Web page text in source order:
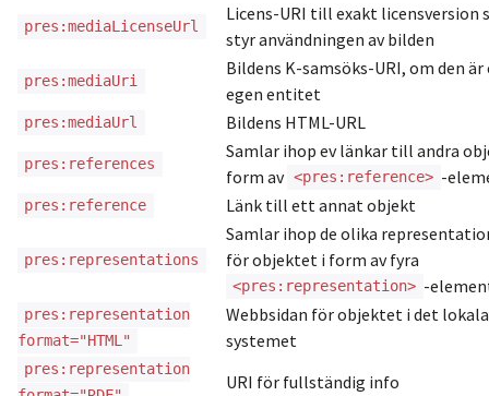
pres:mediaLicenseUrl
Licens-URI till exakt licensversion
styr användningen av bilden
pres:mediaUri
Bildens K-samsöks-URI, om den är
egen entitet
pres:mediaUrl Bildens HTML-URL
pres:references
Samlar ihop ev länkar till andra
form av <pres:reference> -
pres:reference Länk till ett annat objekt
pres:representations
Samlar ihop de olika
för objektet i form av fyra
<pres:representation> -
pres:representation
format="HTML"
Webbsidan för objektet i det lokala
systemet
pres:representation
URI för fullständig info